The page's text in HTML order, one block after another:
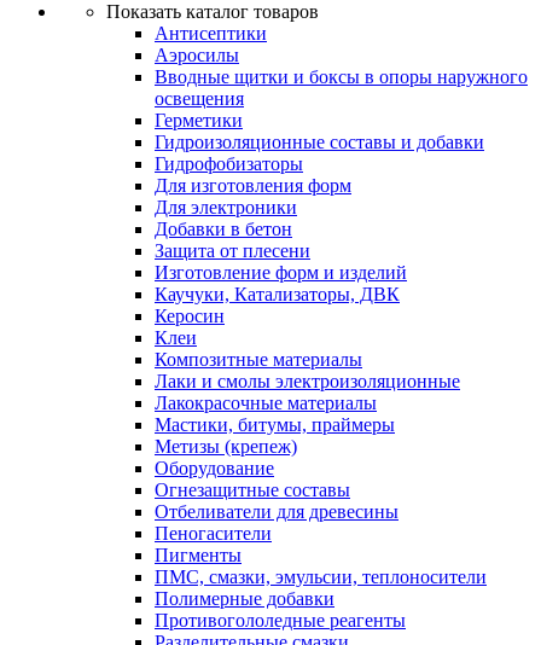
Показать каталог товаров
Антисептики
Аэросилы
Вводные щитки и боксы в опоры наружного
освещения
Герметики
Гидроизоляционные составы и добавки
Гидрофобизаторы
Для изготовления форм
Для электроники
Добавки в бетон
Защита от плесени
Изготовление форм и изделий
Каучуки, Катализаторы, ДВК
Керосин
Клеи
Композитные материалы
Лаки и смолы электроизоляционные
Лакокрасочные материалы
Мастики, битумы, праймеры
Метизы (крепеж)
Оборудование
Огнезащитные составы
Отбеливатели для древесины
Пеногасители
Пигменты
ПМС, смазки, эмульсии, теплоносители
Полимерные добавки
Противогололедные реагенты